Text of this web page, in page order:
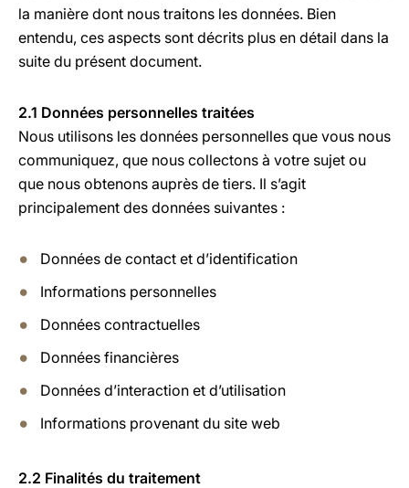
la manière dont nous traitons les données. Bien
entendu, ces aspects sont décrits plus en détail dans la
suite du présent document.
2.1 Données personnelles traitées
Nous utilisons les données personnelles que vous nous
communiquez, que nous collectons à votre sujet ou
que nous obtenons auprès de tiers. Il s’agit
principalement des données suivantes :
Données de contact et d’identification
Informations personnelles
Données contractuelles
Données financières
Données d’interaction et d’utilisation
Informations provenant du site web
2.2 Finalités du traitement